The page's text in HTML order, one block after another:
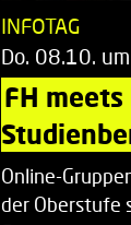
INFOTAG
Do. 08.10.
FH meets
Online-
der Oberstufe